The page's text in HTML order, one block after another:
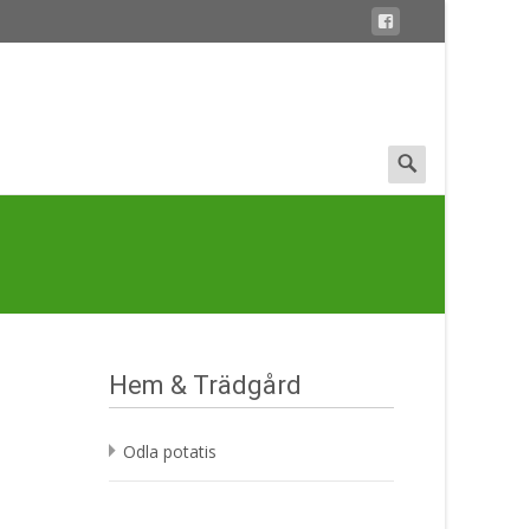
Search
for:
Hem & Trädgård
Odla potatis